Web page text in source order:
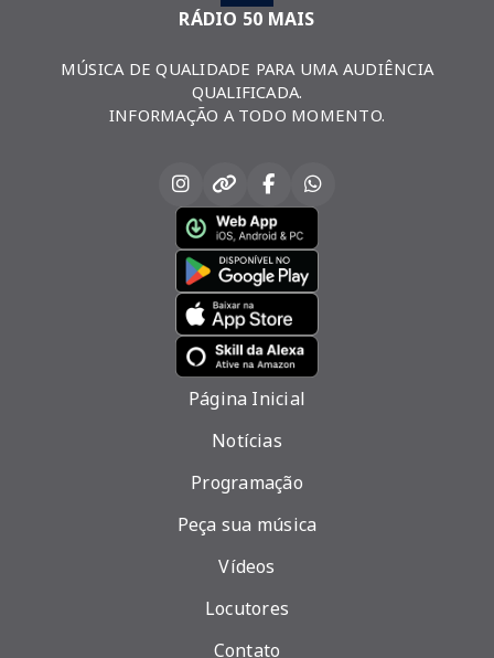
RÁDIO 50 MAIS
MÚSICA DE QUALIDADE PARA UMA AUDIÊNCIA
QUALIFICADA.
INFORMAÇÃO A TODO MOMENTO.
Página Inicial
Notícias
Programação
Peça sua música
Vídeos
Locutores
Contato